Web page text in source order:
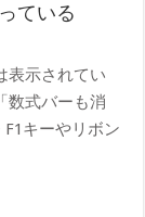
ている
表示されてい
数式バーも消
キーやリボン